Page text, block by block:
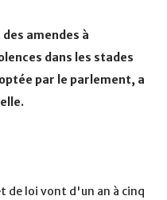
amendes à
dans les stades
par le parlement, a
de loi vont d'un an à cinq